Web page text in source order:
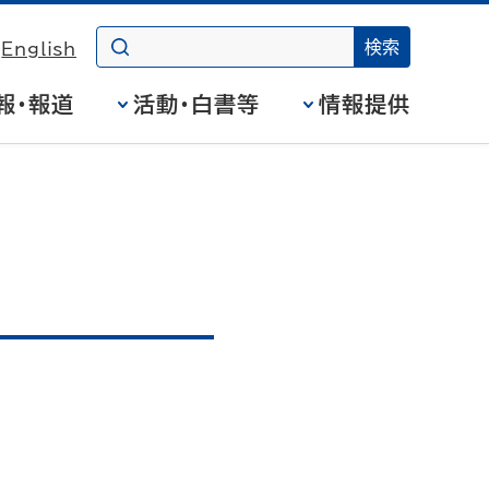
English
・報道 活動・白書等 情報提供